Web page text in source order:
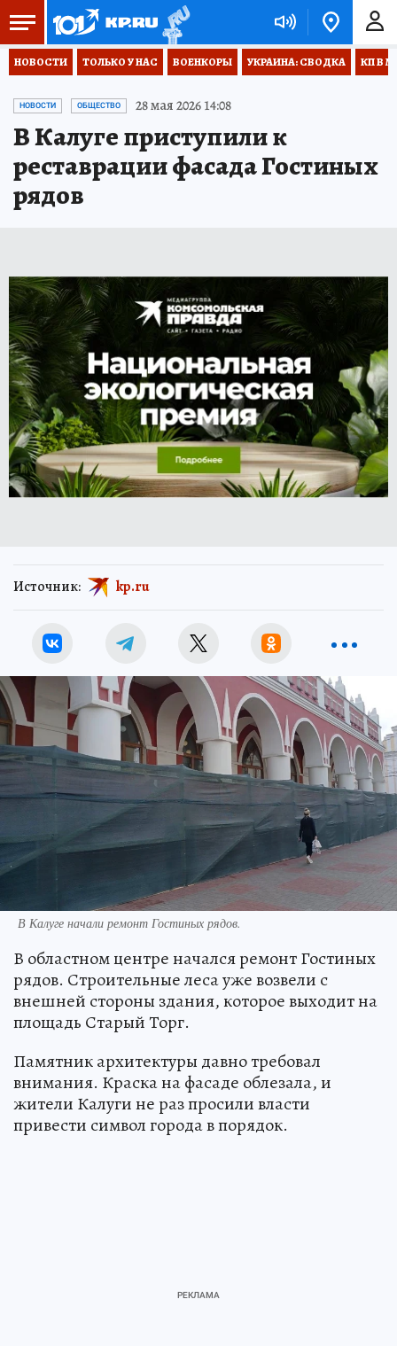
НОВОСТИ ТОЛЬКО У НАС ВОЕНКОРЫ УКРАИНА: СВОДКА КП В
НОВОСТИ ОБЩЕСТВО 28 мая 2026 14:08
В Калуге приступили к
реставрации фасада Гостиных
рядов
Источник: kp.ru
В Калуге начали ремонт Гостиных рядов.
В областном центре начался ремонт Гостиных
рядов. Строительные леса уже возвели с
внешней стороны здания, которое выходит на
площадь Старый Торг.
Памятник архитектуры давно требовал
внимания. Краска на фасаде облезала, и
жители Калуги не раз просили власти
привести символ города в порядок.